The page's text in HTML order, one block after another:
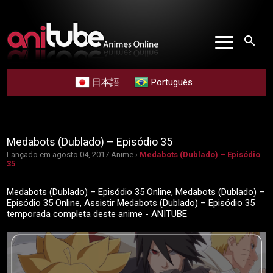
search
日本語 Português
Medabots (Dublado) – Episódio 35
Lançado em agosto 04, 2017 Anime › Medabots (Dublado) – Episódio
35
Medabots (Dublado) – Episódio 35 Online, Medabots (Dublado) –
Episódio 35 Online, Assistir Medabots (Dublado) – Episódio 35
temporada completa deste anime - ANITUBE